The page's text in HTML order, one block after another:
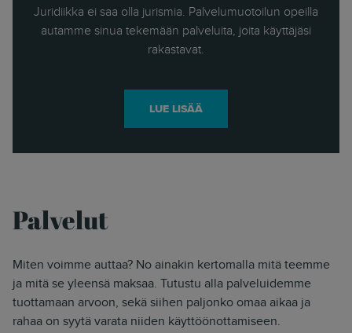
Juridiikka ei saa olla jurismia. Palvelumuotoilun opeilla
autamme sinua tekemään palveluita, joita käyttäjäsi
rakastavat.
LUE LISÄÄ
Palvelut
Miten voimme auttaa? No ainakin kertomalla mitä teemme
ja mitä se yleensä maksaa. Tutustu alla palveluidemme
tuottamaan arvoon, sekä siihen paljonko omaa aikaa ja
rahaa on syytä varata niiden käyttöönottamiseen.